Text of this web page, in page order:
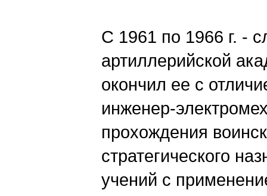
С 1961 по 1966 г. -
артиллерийской
окончил ее с
инженер-
прохождения
стратегического
учений с